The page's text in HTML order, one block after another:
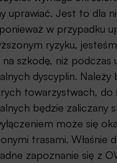
uprawiać. Jest to dla
w przypadku
ryzyku,
na szkodę, niż podczas
dyscyplin. Należy
towarzystwach,
będzie zaliczany
może się
trasami. Właśnie
zapoznanie się z